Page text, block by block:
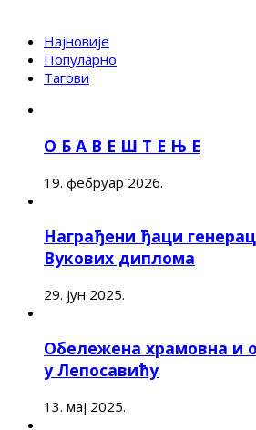
Најновије
Популарно
Тагови
О Б А В Е Ш Т Е Њ Е
19. фебруар 2026.
Награђени ђаци
Вукових диплома
29. јун 2025.
Обележена храмовна и
у Лепосавићу
13. мај 2025.